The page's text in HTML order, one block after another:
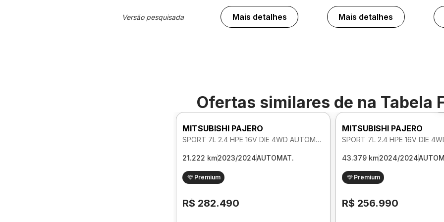
Versão pesquisada Mais detalhes Mais detalhes
Ofertas similares de na Tabela
MITSUBISHI PAJERO
SPORT 7L 2.4 HPE 16V DIE 4WD AUTOMATICO
21.222 km2023/2024AUTOMAT.
Premium
R$ 282.490
MITSUBISHI PAJERO
43.379 km2024/2024
Premium
R$ 256.990